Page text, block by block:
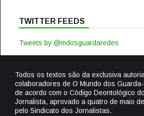
TWITTER FEEDS
Tweets by @mdosguardaredes
Todos os textos são da exclusiva
colaboradores de O Mundo dos
de acordo com o Código Deontológico do
Jornalista, aprovado a quatro de maio
pelo Sindicato dos Jornalistas.